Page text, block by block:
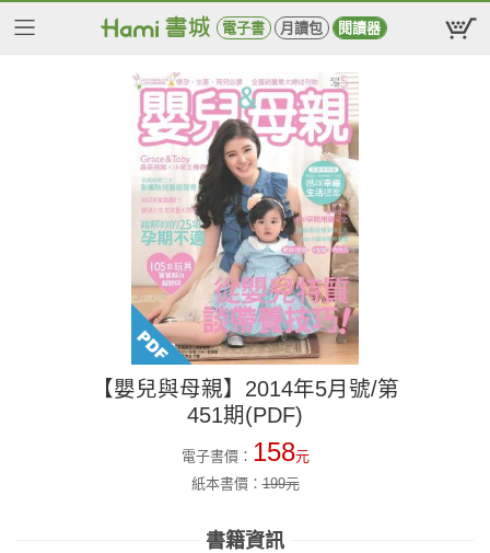
電子書 月讀包 閱讀器
【嬰兒與母親】2014年5月號/第
451期(PDF)
電子書價： 158元
紙本書價：199元
書籍資訊